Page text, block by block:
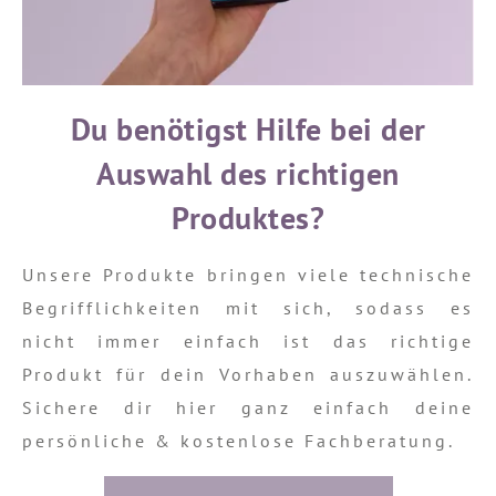
Du benötigst Hilfe bei der
Auswahl des richtigen
Produktes?
Unsere Produkte bringen viele technische
Begrifflichkeiten mit sich, sodass es
nicht immer einfach ist das richtige
Produkt für dein Vorhaben auszuwählen.
Sichere dir hier ganz einfach deine
persönliche & kostenlose Fachberatung.